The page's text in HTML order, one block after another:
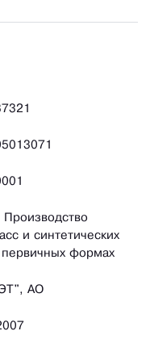
и синтетических
формах
АО